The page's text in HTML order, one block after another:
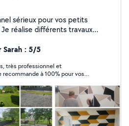
sérieux pour vos petits
réalise différents travaux
Travaux intérieur ( peinture,
électroménager _
équipement...)
de vos besoins et de nos
et
Sarah : 5/5
très professionnel et